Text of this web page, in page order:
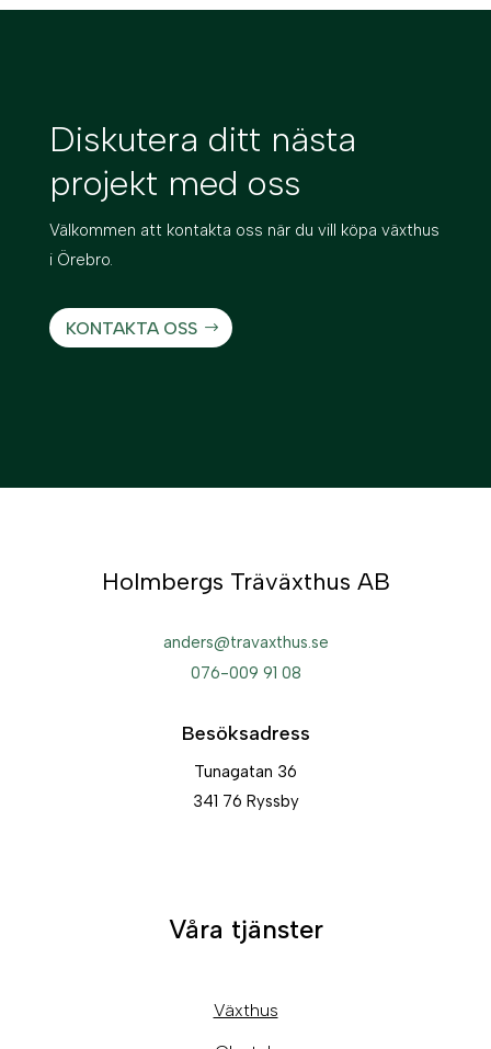
Diskutera ditt nästa
projekt med oss
Välkommen att kontakta oss när du vill köpa växthus
i Örebro.
KONTAKTA OSS
Holmbergs Träväxthus AB
anders@travaxthus.se
076-009 91 08
Besöksadress
Tunagatan 36
341 76 Ryssby
Våra tjänster
Växthus